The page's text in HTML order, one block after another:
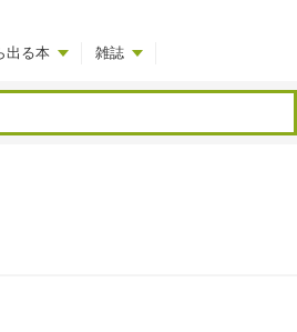
出る本 雑誌